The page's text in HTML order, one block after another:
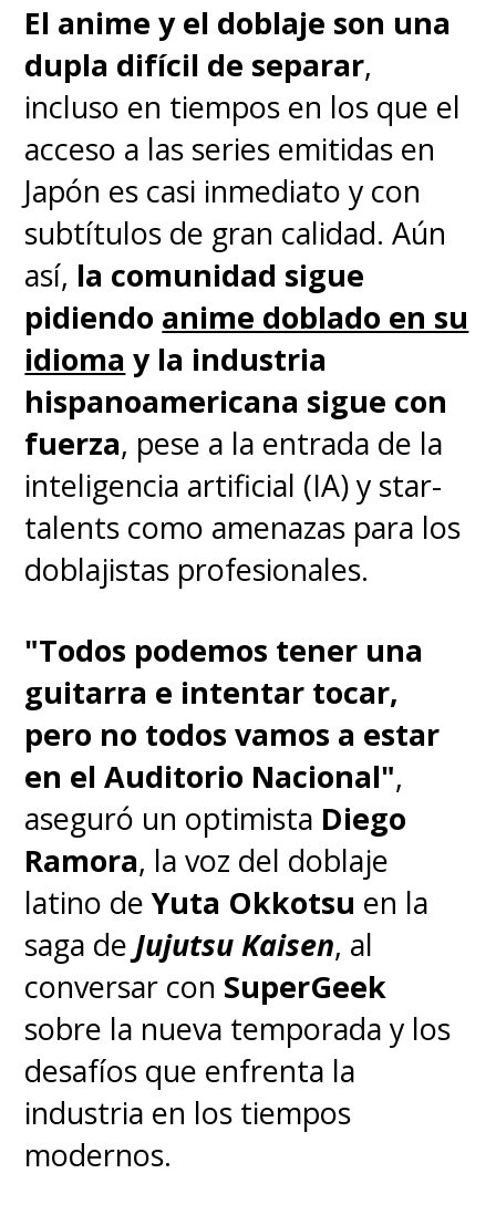
temporada del anime llegará
en mayo de este 2024.
En Latinoamérica, la serie se
emite en el streaming
Crunchyroll, donde ya pueden
revivir las primeras seis
temporadas.
La historia creada por Horikoshi,
transformada en un fenómeno
internacional, nos presenta
El anime y el doblaje son una
dupla difícil de separar,
incluso en tiempos en los que el
acceso a las series emitidas en
Japón es casi inmediato y con
subtítulos de gran calidad. Aún
así, la comunidad sigue
pidiendo anime doblado en su
idioma y la industria
hispanoamericana sigue con
fuerza, pese a la entrada de la
inteligencia artificial (IA) y star-
talents como amenazas para los
doblajistas profesionales.
"Todos podemos tener una
guitarra e intentar tocar,
pero no todos vamos a estar
en el Auditorio Nacional",
aseguró un optimista Diego
Ramora, la voz del doblaje
latino deYuta Okkotsu en la
saga de Jujutsu Kaisen, al
conversar con SuperGeek
sobre la nueva temporada y los
desafíos que enfrenta la
industria en los tiempos
modernos.